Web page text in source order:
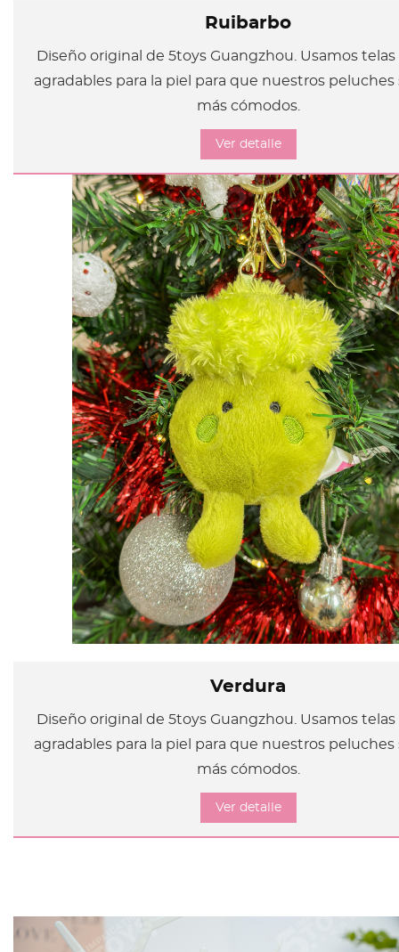
Ruibarbo
Diseño original de 5toys Guangzhou. Usamos telas
agradables para la piel para que nuestros peluches
más cómodos.
Ver detalle
Verdura
Diseño original de 5toys Guangzhou. Usamos telas
agradables para la piel para que nuestros peluches
más cómodos.
Ver detalle